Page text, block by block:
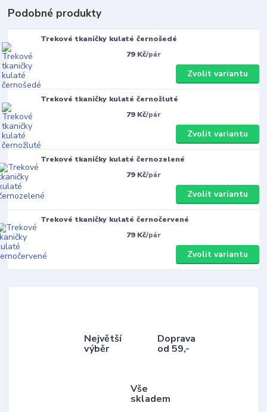
Podobné produkty
Trekové tkaničky kulaté černošedé
79 Kč/pár
Zvolit variantu
Trekové tkaničky kulaté černožluté
79 Kč/pár
Zvolit variantu
Trekové tkaničky kulaté černozelené
79 Kč/pár
Zvolit variantu
Trekové tkaničky kulaté černočervené
79 Kč/pár
Zvolit variantu
Největší
výběr
Doprava
od 59,-
Vše
skladem